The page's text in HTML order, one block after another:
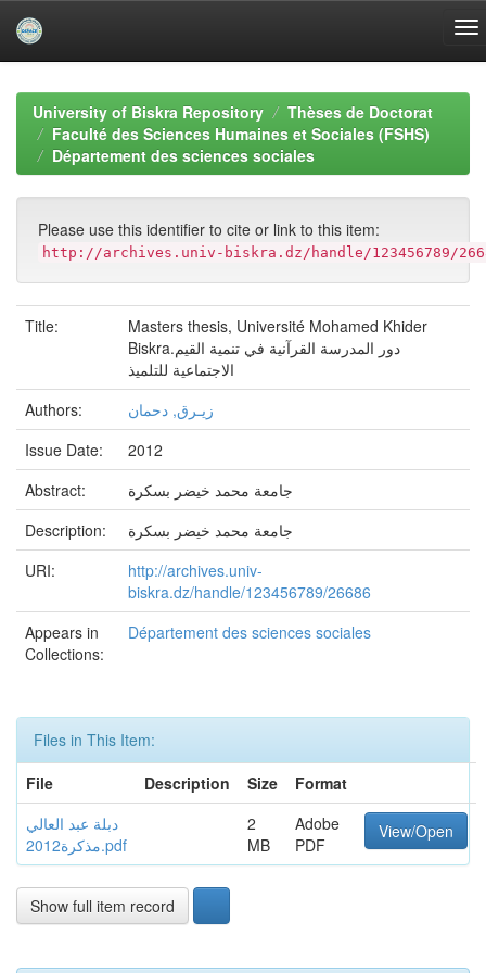
navigationUniversity of Biskra Repository
Thèses de Doctorat
Faculté des Sciences Humaines et Sociales (FSHS)
Département des sciences sociales
Please use this identifier to cite or link to this item:
http://archives.univ-biskra.dz/handle/123456789/
Title:
Masters thesis, Université Mohamed Khider
Biskra.دور المدرسة القرآنية في تنمية القيم
الاجتماعية للتلميذ
Authors:
زيـرق, دحمان
Issue Date:
2012
Abstract:
جامعة محمد خيضر بسكرة
Description:
جامعة محمد خيضر بسكرة
URI:
http://archives.univ-
biskra.dz/handle/123456789/26686
Appears in
Collections:
Département des sciences sociales
Files in This Item:
File
Description Size
Format
دبلة عبد العالي
مذكرة2012.pdf
2
MB
Adobe
PDF
View/Open
Show full item record